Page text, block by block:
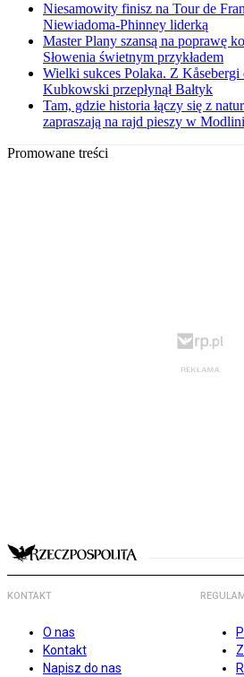
Niesamowity finisz na Tour de
Niewiadoma-Phinney liderką
Master Plany szansą na poprawę
Słowenia świetnym przykładem
Wielki sukces Polaka. Z
Kubkowski przepłynął Bałtyk
Tam, gdzie historia łączy się z
zapraszają na rajd pieszy w
Promowane treści
KONTAKT
O nas
Kontakt
Napisz do nas